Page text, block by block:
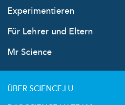
Experimentieren
Für Lehrer und Eltern
Mr Science
ÜBER SCIENCE.LU